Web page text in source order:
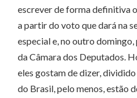
escrever de forma definitiva
a partir do voto que dará na
especial e, no outro
da Câmara dos Deputados.
eles gostam de dizer,
do Brasil, pelo menos, estão